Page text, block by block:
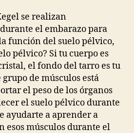
se realizan
el embarazo para
función del suelo pélvico,
pélvico? Si tu cuerpo es
el fondo del tarro es tu
de músculos está
el peso de los órganos
el suelo pélvico durante
ayudarte a aprender a
esos músculos durante el